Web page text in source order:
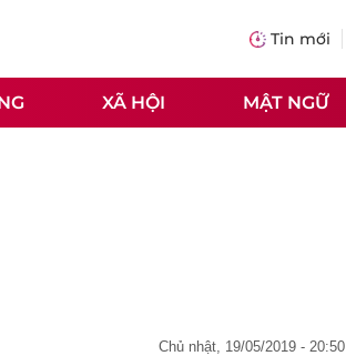
Tin mới
XÃ HỘI MẬT NGỮ
chủ nhật, 19/05/2019 - 20:50